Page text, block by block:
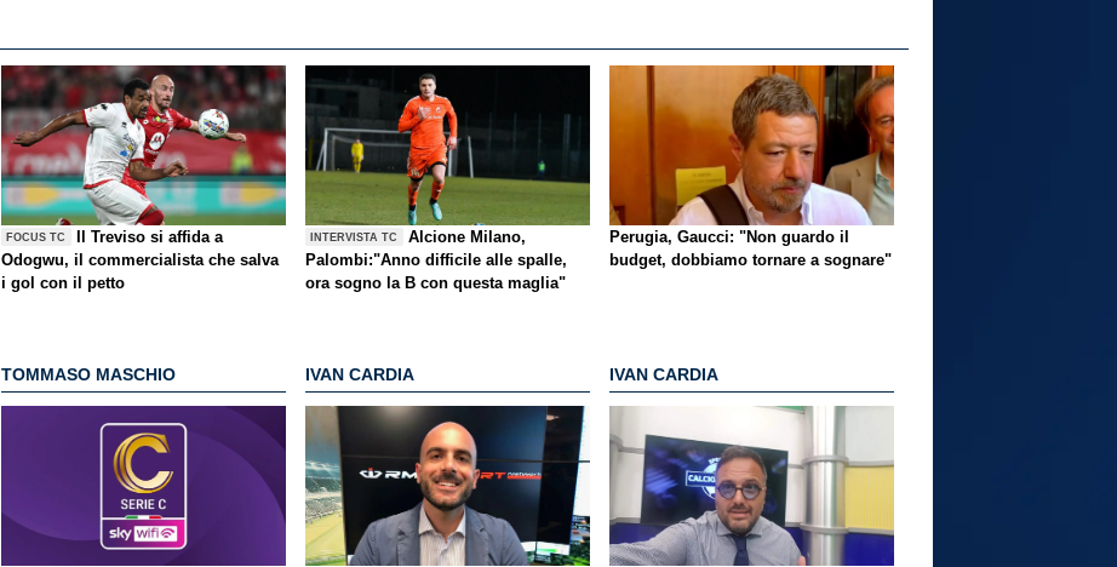
FOCUS TC
Il Treviso si affida a
Odogwu, il commercialista che salva
i gol con il petto
INTERVISTA TC
Alcione Milano,
Palombi:"Anno difficile alle spalle,
ora sogno la B con questa maglia"
Perugia, Gaucci: "Non guardo il
budget, dobbiamo tornare a sognare"
TOMMASO MASCHIO IVAN CARDIA IVAN CARDIA